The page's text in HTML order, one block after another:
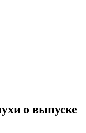
о выпуске